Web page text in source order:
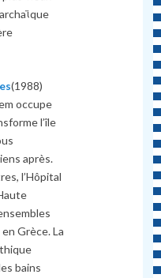
(1988)
occupe
l’île
après.
l’Hôpital
Grèce. La
bains